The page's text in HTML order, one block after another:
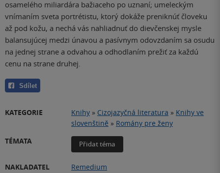
osamelého miliardára bažiaceho po uznaní; umeleckým
vnímaním sveta portrétistu, ktorý dokáže preniknúť človeku
až pod kožu, a nechá vás nahliadnuť do dievčenskej mysle
balansujúcej medzi únavou a pasívnym odovzdaním sa osudu
na jednej strane a odvahou a odhodlaním prežiť za každú
cenu na strane druhej.
Sdílet
KATEGORIE Knihy » Cizojazyčná literatura » Knihy ve
slovenštině » Romány pre ženy
TÉMATA
Přidat téma
NAKLADATEL
Remedium